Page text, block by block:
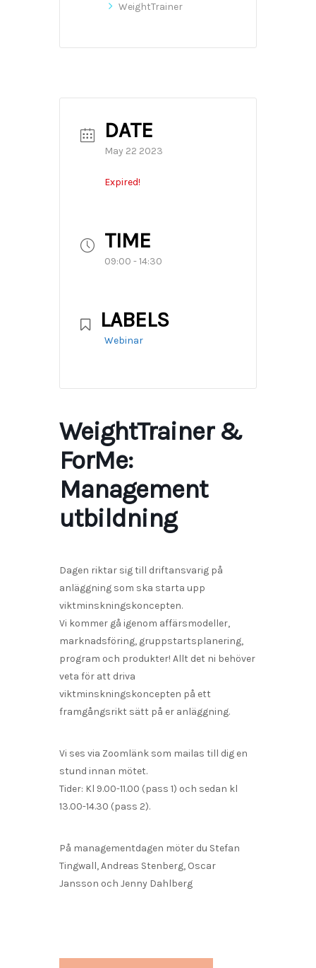
WeightTrainer
DATE
May 22 2023
Expired!
TIME
09:00 - 14:30
LABELS
Webinar
WeightTrainer &
ForMe:
Management
utbildning
Dagen riktar sig till driftansvarig på
anläggning som ska starta upp
viktminskningskoncepten.
Vi kommer gå igenom affärsmodeller,
marknadsföring, gruppstartsplanering,
program och produkter! Allt det ni behöver
veta för att driva
viktminskningskoncepten på ett
framgångsrikt sätt på er anläggning.
Vi ses via Zoomlänk som mailas till dig en
stund innan mötet.
Tider: Kl 9.00-11.00 (pass 1) och sedan kl
13.00-14.30 (pass 2).
På managementdagen möter du Stefan
Tingwall, Andreas Stenberg, Oscar
Jansson och Jenny Dahlberg